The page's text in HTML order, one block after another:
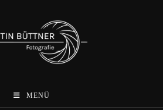
MENÜ